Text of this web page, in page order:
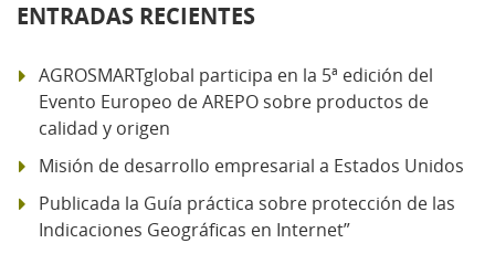
ENTRADAS RECIENTES
AGROSMARTglobal participa en la 5ª edición del
Evento Europeo de AREPO sobre productos de
calidad y origen
Misión de desarrollo empresarial a Estados Unidos
Publicada la Guía práctica sobre protección de las
Indicaciones Geográficas en Internet”